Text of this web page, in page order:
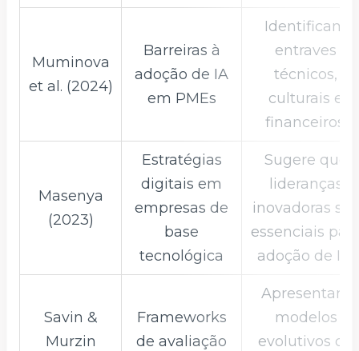
Muminova
et al. (2024)
Barreiras à
adoção de IA
em PMEs
Identificam
entraves
técnicos,
culturais e
financeiros.
Masenya
(2023)
Estratégias
digitais em
empresas de
base
tecnológica
Sugere que
lideranças
inovadoras são
essenciais
adoção de IA.
Savin &
Murzin
Frameworks
de avaliação
Apresentam
modelos
evolutivos da